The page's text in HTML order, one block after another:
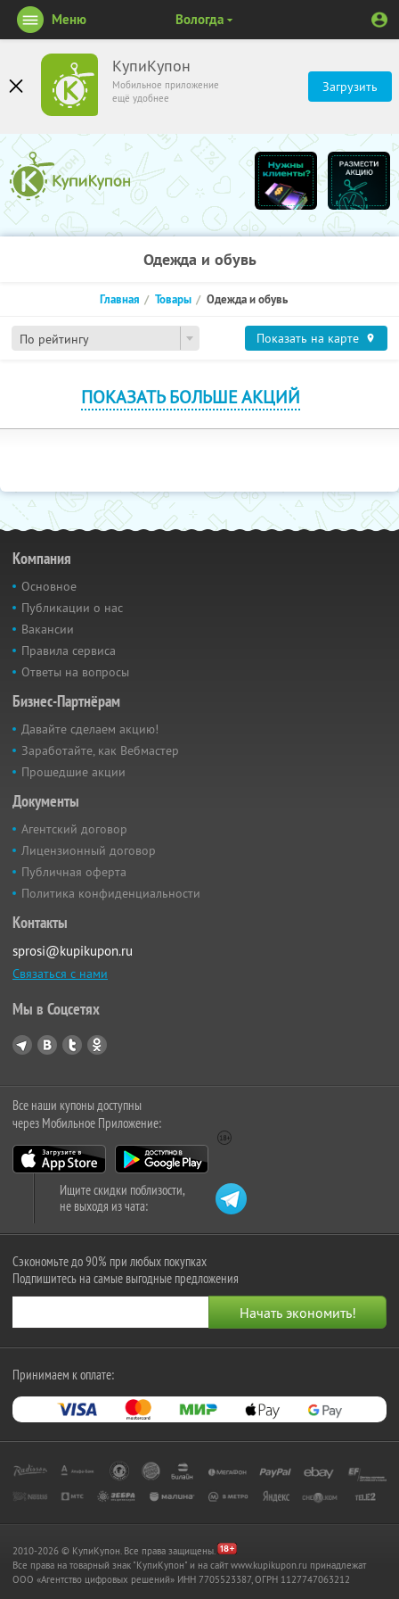
КупиКупон
Мобильное приложение
ещё удобнее
Загрузить
Меню Вологда
Одежда и обувь
По рейтингу
Главная Товары Одежда и обувь
Показать на карте
ПОКАЗАТЬ БОЛЬШЕ АКЦИЙ
Компания
Основное
Публикации о нас
Вакансии
Правила сервиса
Ответы на вопросы
Бизнес-Партнёрам
Давайте сделаем акцию!
Заработайте, как Вебмастер
Прошедшие акции
Документы
Агентский договор
Лицензионный договор
Публичная оферта
Политика конфиденциальности
Контакты
sprosi@kupikupon.ru
Связаться с нами
Мы в Соцсетях
Все наши купоны доступны
через Мобильное Приложение:
Ищите скидки поблизости,
не выходя из чата:
Сэкономьте до 90% при любых покупках
Подпишитесь на самые выгодные предложения
Принимаем к оплате:
2010-2026 © КупиКупон. Все права защищены.
Все права на товарный знак "КупиКупон" и на сайт www.kupikupon.ru принадлежат
OOO «Агентство цифровых решений» ИНН 7705523387, ОГРН 1127747063212